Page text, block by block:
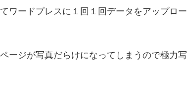
ワードプレスに１回１回データをアップロー
ージが写真だらけになってしまうので極力写